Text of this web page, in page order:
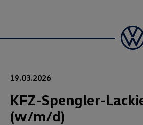
19.03.2026
KFZ-Spengler-
(w/m/d)